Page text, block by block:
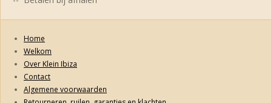
Home
Welkom
Over Klein Ibiza
Contact
Algemene voorwaarden